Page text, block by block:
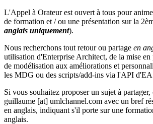
L'Appel à Orateur est ouvert à tous pour
de formation et / ou une présentation sur la
anglais uniquement).
Nous recherchons tout retour ou partage en
utilisation d'Enterprise Architect, de la mise en
de modélisation aux améliorations et
les MDG ou des scripts/add-ins via l'API
Si vous souhaitez proposer un sujet à
guillaume [at] umlchannel.com avec un bref
en anglais, indiquant s'il porte sur une
anglais.